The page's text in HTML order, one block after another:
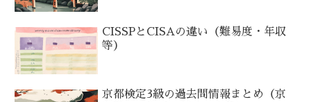
CISSPとCISAの違い（難易度・年収
等）
京都検定3級の過去問情報まとめ（京